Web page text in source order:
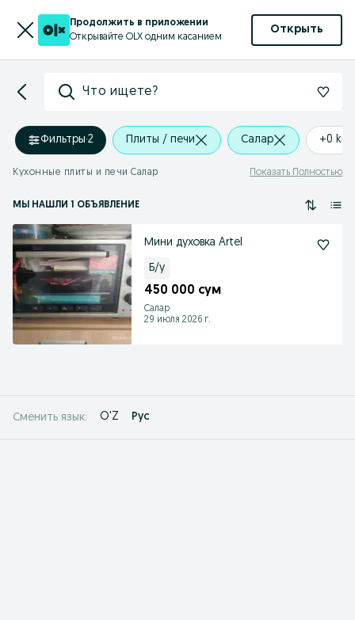
Продолжить в приложении
Открывайте OLX одним касанием
Открыть
Что ищете?
Фильтры·2 Плиты / печи Салар +0 km
Кухонные плиты и печи Салар Показать Полностью
МЫ НАШЛИ 1 ОБЪЯВЛЕНИЕ
Мини духовка Artel
Б/у
450 000 сум
Салар
29 июля 2026 г.
Сменить язык: O'Z Рус